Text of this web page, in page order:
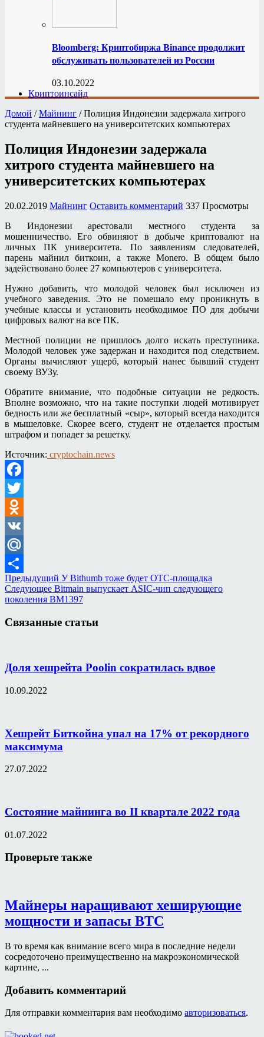
Bloomberg: Криптобиржа Binance продолжит
обслуживать пользователей из России
03.10.2022
Криптоинсайд
Домой / Майнинг / Полиция Индонезии задержала хитрого
студента майневшего на университетских компьютерах
Полиция Индонезии задержала
хитрого студента майневшего на
университетских компьютерах
20.02.2019 Майнинг Оставить комментарий 337 Просмотры
В Индонезии арестовали местного студента за
мошенничество. Его обвиняют в добыче криптовалют на
личных ПК университета. По заявлениям следователей,
парень майнил биткоин, а также Monero. В общем было
задействовано более 27 компьютеров с университета.
Нужно добавить, что молодой человек был исключен из
учебного заведения. Это не помешало ему проникнуть в
учебные классы и установить необходимое ПО для добычи
цифровых валют на все ПК.
Местной полиции не пришлось долго искать преступника.
Молодой человек уже задержан и находится под следствием.
Органы вычисляют ущерб, который нанес бывший студент
своему ВУЗу.
Обратите внимание, что подобные ситуации не редкость.
Вполне возможно, что на такие поступки людей мотивирует
бедность или же бесплатный «сыр», который всегда находится
в мышеловке. Скорее всего, студент не отделается простым
штрафом и попадет за решетку.
Источник: cryptochain.news
Facebook
Twitter
Odnoklassniki
VK
Mail.Ru
Отправить
Предыдущий У Bithumb тоже будет ОТС-площадка
Следующее Bitmain выпускает ASIC-чип следующего
поколения BM1397
Связанные статьи
Доля хешрейта Poolin сократилась вдвое
10.09.2022
Хешрейт Биткойна упал на 17% от рекордного
максимума
27.07.2022
Состояние майнинга во II квартале 2022 года
01.07.2022
Проверьте также
Майнеры наращивают хеширующие
мощности и запасы BTC
В то время как внимание всего мира в последние недели
сосредоточено преимущественно на макроэкономической
картине, ...
Добавить комментарий
Для отправки комментария вам необходимо авторизоваться.